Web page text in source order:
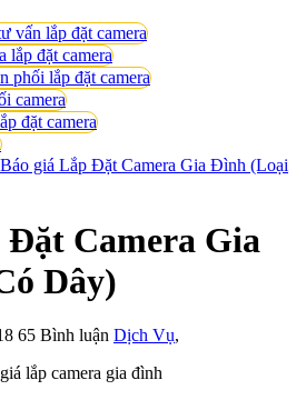
Báo giá Lắp Đặt Camera Gia Đình (Loại
Đặt Camera Gia
Dây)
65 Bình luận Dịch Vụ,